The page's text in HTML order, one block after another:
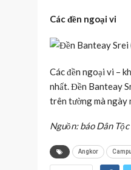
Các đền ngoại vi
Các đền ngoại vi –
nhất. Đền Banteay
trên tường mà ngày
Nguồn: báo Dân Tộc
Angkor